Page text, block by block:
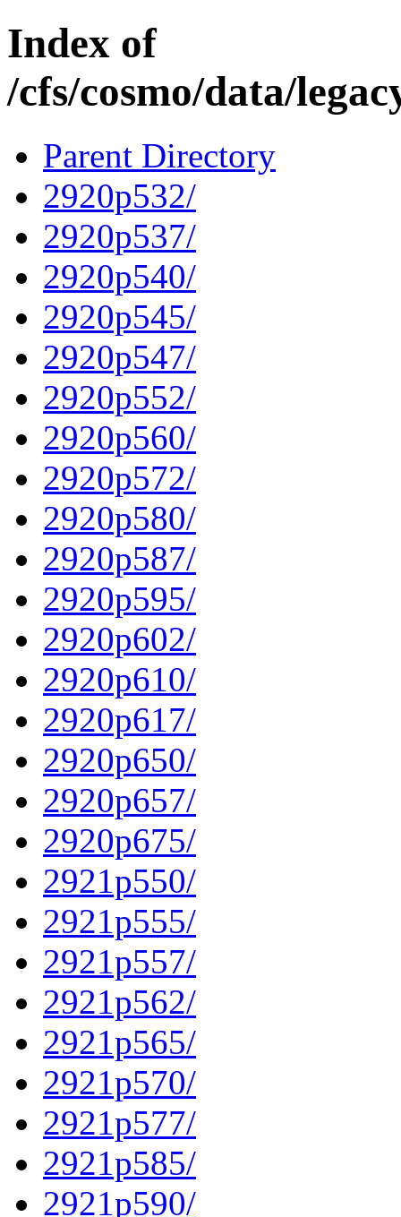
Index of
/cfs/cosmo/data/
Parent Directory
2920p532/
2920p537/
2920p540/
2920p545/
2920p547/
2920p552/
2920p560/
2920p572/
2920p580/
2920p587/
2920p595/
2920p602/
2920p610/
2920p617/
2920p650/
2920p657/
2920p675/
2921p550/
2921p555/
2921p557/
2921p562/
2921p565/
2921p570/
2921p577/
2921p585/
2921p590/